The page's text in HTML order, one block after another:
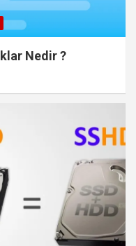
Nedir ?